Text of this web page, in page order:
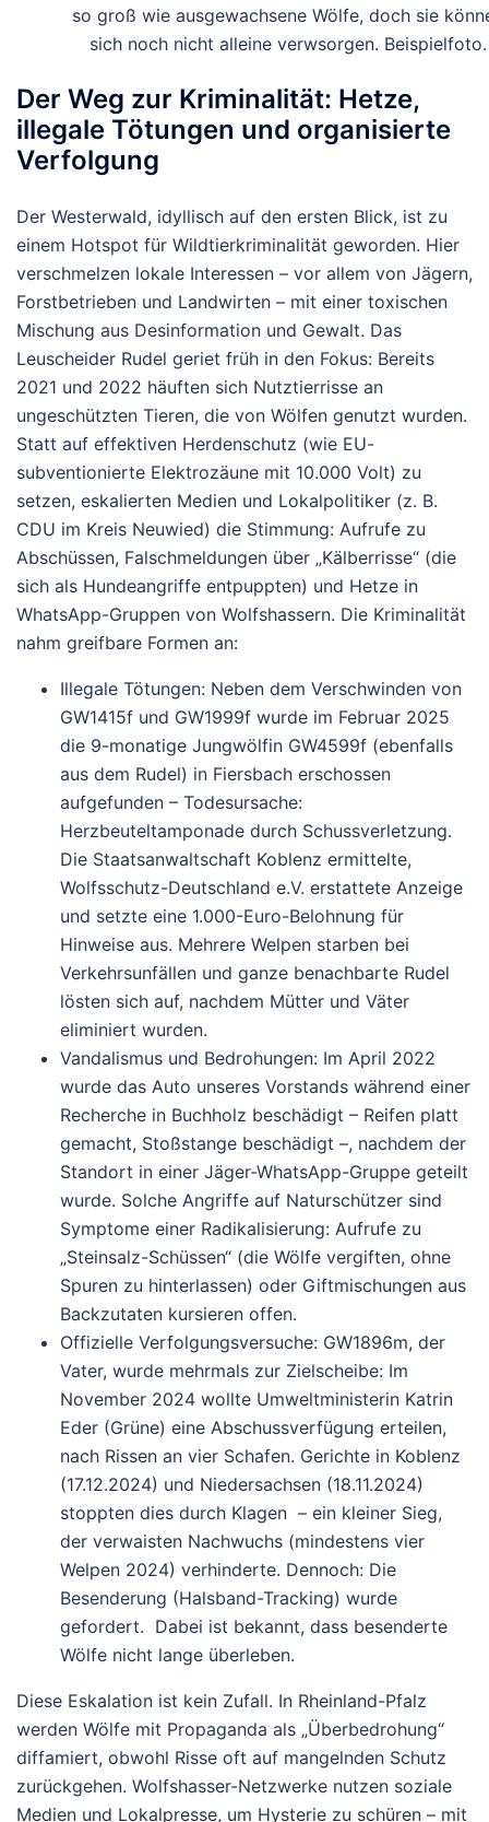
so groß wie ausgewachsene Wölfe, doch sie
sich noch nicht alleine verwsorgen. Beispielfoto.
Der Weg zur Kriminalität: Hetze,
illegale Tötungen und organisierte
Verfolgung
Der Westerwald, idyllisch auf den ersten Blick, ist zu
einem Hotspot für Wildtierkriminalität geworden. Hier
verschmelzen lokale Interessen – vor allem von Jägern,
Forstbetrieben und Landwirten – mit einer toxischen
Mischung aus Desinformation und Gewalt. Das
Leuscheider Rudel geriet früh in den Fokus: Bereits
2021 und 2022 häuften sich Nutztierrisse an
ungeschützten Tieren, die von Wölfen genutzt wurden.
Statt auf effektiven Herdenschutz (wie EU-
subventionierte Elektrozäune mit 10.000 Volt) zu
setzen, eskalierten Medien und Lokalpolitiker (z. B.
CDU im Kreis Neuwied) die Stimmung: Aufrufe zu
Abschüssen, Falschmeldungen über „Kälberrisse“ (die
sich als Hundeangriffe entpuppten) und Hetze in
WhatsApp-Gruppen von Wolfshassern. Die Kriminalität
nahm greifbare Formen an:
Illegale Tötungen: Neben dem Verschwinden von
GW1415f und GW1999f wurde im Februar 2025
die 9-monatige Jungwölfin GW4599f (ebenfalls
aus dem Rudel) in Fiersbach erschossen
aufgefunden – Todesursache:
Herzbeuteltamponade durch Schussverletzung.
Die Staatsanwaltschaft Koblenz ermittelte,
Wolfsschutz-Deutschland e.V. erstattete Anzeige
und setzte eine 1.000-Euro-Belohnung für
Hinweise aus. Mehrere Welpen starben bei
Verkehrsunfällen und ganze benachbarte Rudel
lösten sich auf, nachdem Mütter und Väter
eliminiert wurden.
Vandalismus und Bedrohungen: Im April 2022
wurde das Auto unseres Vorstands während einer
Recherche in Buchholz beschädigt – Reifen platt
gemacht, Stoßstange beschädigt –, nachdem der
Standort in einer Jäger-WhatsApp-Gruppe geteilt
wurde. Solche Angriffe auf Naturschützer sind
Symptome einer Radikalisierung: Aufrufe zu
„Steinsalz-Schüssen“ (die Wölfe vergiften, ohne
Spuren zu hinterlassen) oder Giftmischungen aus
Backzutaten kursieren offen.
Offizielle Verfolgungsversuche: GW1896m, der
Vater, wurde mehrmals zur Zielscheibe: Im
November 2024 wollte Umweltministerin Katrin
Eder (Grüne) eine Abschussverfügung erteilen,
nach Rissen an vier Schafen. Gerichte in Koblenz
(17.12.2024) und Niedersachsen (18.11.2024)
stoppten dies durch Klagen – ein kleiner Sieg,
der verwaisten Nachwuchs (mindestens vier
Welpen 2024) verhinderte. Dennoch: Die
Besenderung (Halsband-Tracking) wurde
gefordert. Dabei ist bekannt, dass besenderte
Wölfe nicht lange überleben.
Diese Eskalation ist kein Zufall. In Rheinland-Pfalz
werden Wölfe mit Propaganda als „Überbedrohung“
diffamiert, obwohl Risse oft auf mangelnden Schutz
zurückgehen. Wolfshasser-Netzwerke nutzen soziale
Medien und Lokalpresse, um Hysterie zu schüren – mit